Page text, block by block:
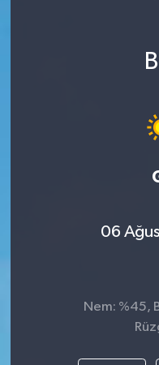
06
Nem: %45,